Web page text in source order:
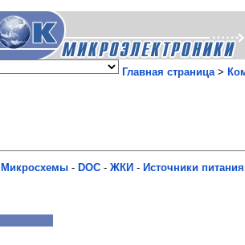
Главная страница>
Микросхемы - DOC - ЖКИ - Источники питания